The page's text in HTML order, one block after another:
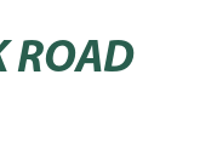
ROAD